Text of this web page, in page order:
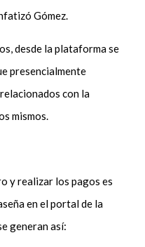
Gómez.
desde la plataforma se
presencialmente
con la
mismos.
y realizar los pagos es
en el portal de la
generan así: